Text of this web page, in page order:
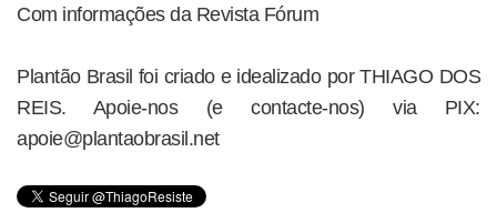
Com informações da Revista Fórum
Plantão Brasil foi criado e idealizado por THIAGO DOS
REIS. Apoie-nos (e contacte-nos) via PIX:
apoie@plantaobrasil.net